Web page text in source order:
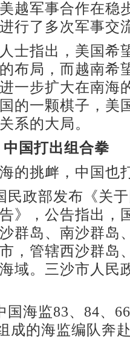
军事合作在稳
行了多次军事交
指出，美国希
布局，而越南希
一步扩大在南海
的一颗棋子，美
系的大局。
国打出组合拳
挑衅，中国也
政部发布《关于
》，公告指出，
群岛、南沙群岛
，管辖西沙群岛
域。三沙市人民
海监83、84、66
成的海监编队奔